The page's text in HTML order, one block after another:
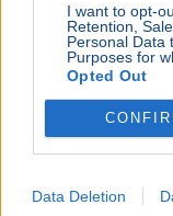
I want to opt-
Retention,
Personal Data
Purposes for
Opted Out
Data Deletion
Lázár János
Négy jelölt közül
új elnököt